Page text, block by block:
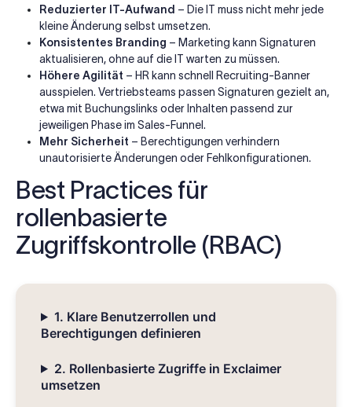
Reduzierter IT-Aufwand – Die IT muss nicht mehr jede
kleine Änderung selbst umsetzen.
Konsistentes Branding – Marketing kann Signaturen
aktualisieren, ohne auf die IT warten zu müssen.
Höhere Agilität – HR kann schnell Recruiting-Banner
ausspielen. Vertriebsteams passen Signaturen gezielt an,
etwa mit Buchungslinks oder Inhalten passend zur
jeweiligen Phase im Sales-Funnel.
Mehr Sicherheit – Berechtigungen verhindern
unautorisierte Änderungen oder Fehlkonfigurationen.
Best Practices für
rollenbasierte
Zugriffskontrolle (RBAC)
1. Klare Benutzerrollen und
Berechtigungen definieren
2. Rollenbasierte Zugriffe in Exclaimer
umsetzen